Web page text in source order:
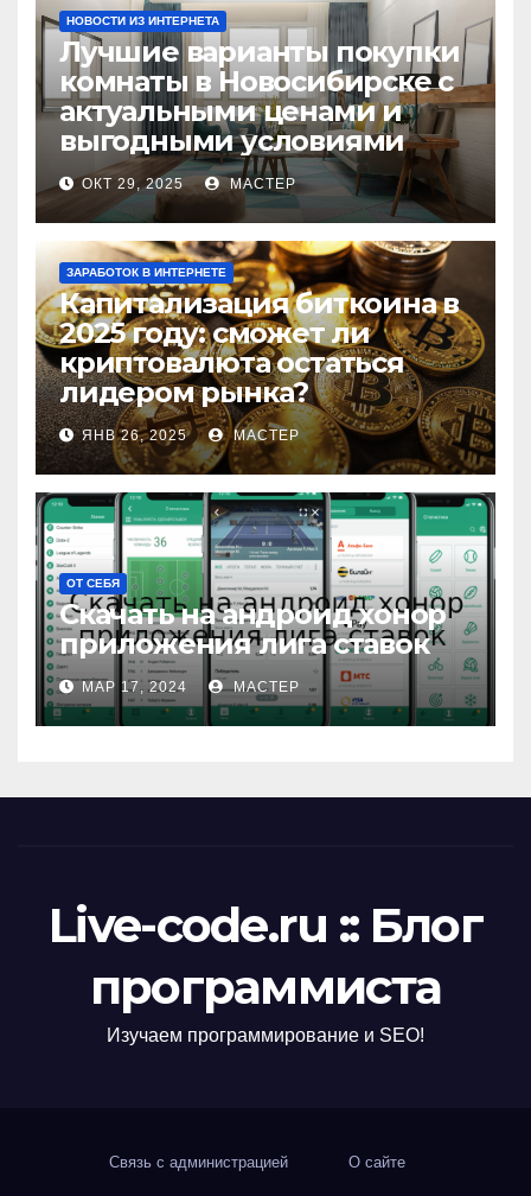
НОВОСТИ ИЗ ИНТЕРНЕТА
Лучшие варианты покупки
комнаты в Новосибирске с
актуальными ценами и
выгодными условиями
ОКТ 29, 2025 МАСТЕР
ЗАРАБОТОК В ИНТЕРНЕТЕ
Капитализация биткоина в
2025 году: сможет ли
криптовалюта остаться
лидером рынка?
ЯНВ 26, 2025 МАСТЕР
ОТ СЕБЯ
Скачать на андроид хонор
приложения лига ставок
МАР 17, 2024 МАСТЕР
Live-code.ru :: Блог
программиста
Изучаем программирование и SEO!
Связь с администрацией О сайте